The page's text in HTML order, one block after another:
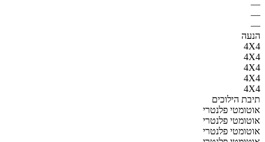
—
—
—
הנעה
4X4
4X4
4X4
4X4
4X4
תיבת הילוכים
אוטומטי פלנטרי
אוטומטי פלנטרי
אוטומטי פלנטרי